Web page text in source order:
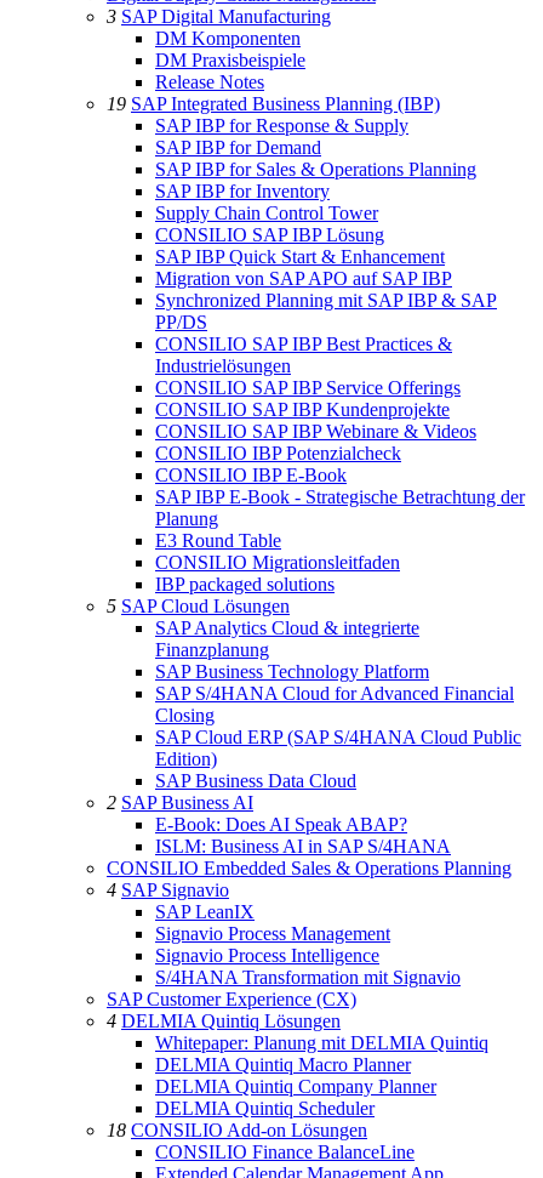
3 SAP Digital Manufacturing
DM Komponenten
DM Praxisbeispiele
Release Notes
19 SAP Integrated Business Planning (IBP)
SAP IBP for Response & Supply
SAP IBP for Demand
SAP IBP for Sales & Operations Planning
SAP IBP for Inventory
Supply Chain Control Tower
CONSILIO SAP IBP Lösung
SAP IBP Quick Start & Enhancement
Migration von SAP APO auf SAP IBP
Synchronized Planning mit SAP IBP & SAP
PP/DS
CONSILIO SAP IBP Best Practices &
Industrielösungen
CONSILIO SAP IBP Service Offerings
CONSILIO SAP IBP Kundenprojekte
CONSILIO SAP IBP Webinare & Videos
CONSILIO IBP Potenzialcheck
CONSILIO IBP E-Book
SAP IBP E-Book - Strategische Betrachtung der
Planung
E3 Round Table
CONSILIO Migrationsleitfaden
IBP packaged solutions
5 SAP Cloud Lösungen
SAP Analytics Cloud & integrierte
Finanzplanung
SAP Business Technology Platform
SAP S/4HANA Cloud for Advanced Financial
Closing
SAP Cloud ERP (SAP S/4HANA Cloud Public
Edition)
SAP Business Data Cloud
2 SAP Business AI
E-Book: Does AI Speak ABAP?
ISLM: Business AI in SAP S/4HANA
CONSILIO Embedded Sales & Operations Planning
4 SAP Signavio
SAP LeanIX
Signavio Process Management
Signavio Process Intelligence
S/4HANA Transformation mit Signavio
SAP Customer Experience (CX)
4 DELMIA Quintiq Lösungen
Whitepaper: Planung mit DELMIA Quintiq
DELMIA Quintiq Macro Planner
DELMIA Quintiq Company Planner
DELMIA Quintiq Scheduler
18 CONSILIO Add-on Lösungen
CONSILIO Finance BalanceLine
Extended Calendar Management App